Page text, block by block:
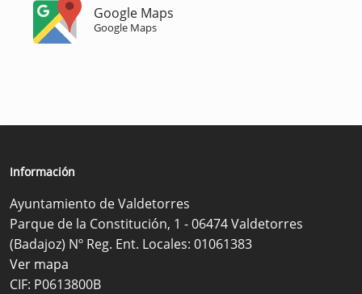
Google Maps
Google Maps
Información
Ayuntamiento de Valdetorres
Parque de la Constitución, 1 - 06474 Valdetorres
(Badajoz) Nº Reg. Ent. Locales: 01061383
Ver mapa
CIF: P0613800B